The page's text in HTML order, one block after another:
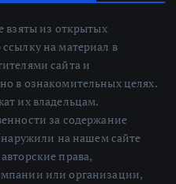
взяты из открытых
на материал в
сайта и
в ознакомительных целях.
их владельцам.
за содержание
на нашем сайте
права,
или организации,